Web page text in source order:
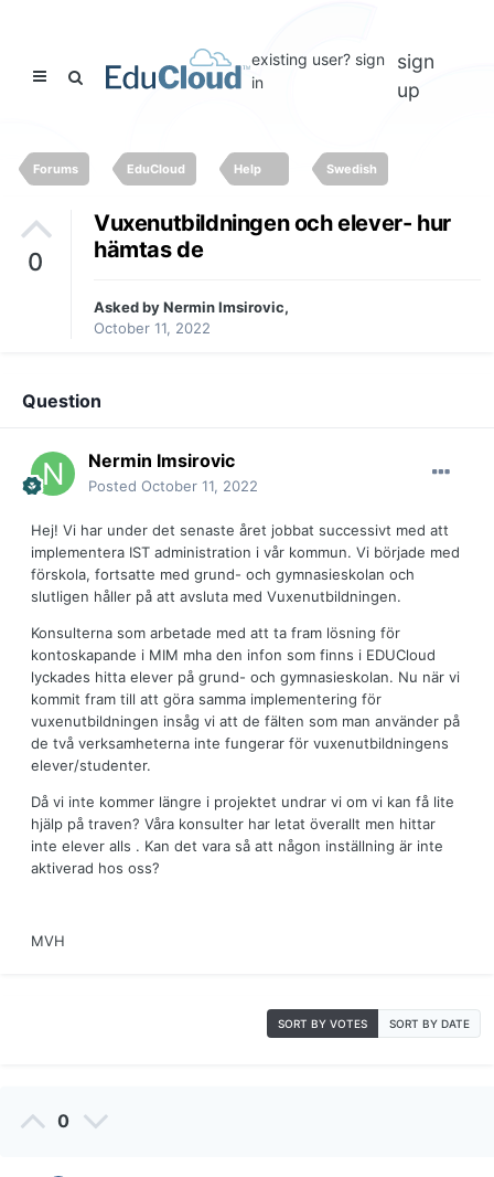
existing user? sign
in
sign
up
Forums EduCloud Help Swedish
0
Vuxenutbildningen och elever- hur
hämtas de
Asked byNermin Imsirovic,
October 11, 2022
Question
Nermin Imsirovic
Posted October 11, 2022
Hej! Vi har under det senaste året jobbat successivt med att
implementera IST administration i vår kommun. Vi började med
förskola, fortsatte med grund- och gymnasieskolan och
slutligen håller på att avsluta med Vuxenutbildningen.
Konsulterna som arbetade med att ta fram lösning för
kontoskapande i MIM mha den infon som finns i EDUCloud
lyckades hitta elever på grund- och gymnasieskolan. Nu när vi
kommit fram till att göra samma implementering för
vuxenutbildningen insåg vi att de fälten som man använder på
de två verksamheterna inte fungerar för vuxenutbildningens
elever/studenter.
Då vi inte kommer längre i projektet undrar vi om vi kan få lite
hjälp på traven? Våra konsulter har letat överallt men hittar
inte elever alls . Kan det vara så att någon inställning är inte
aktiverad hos oss?
MVH
SORT BY VOTES SORT BY DATE
0